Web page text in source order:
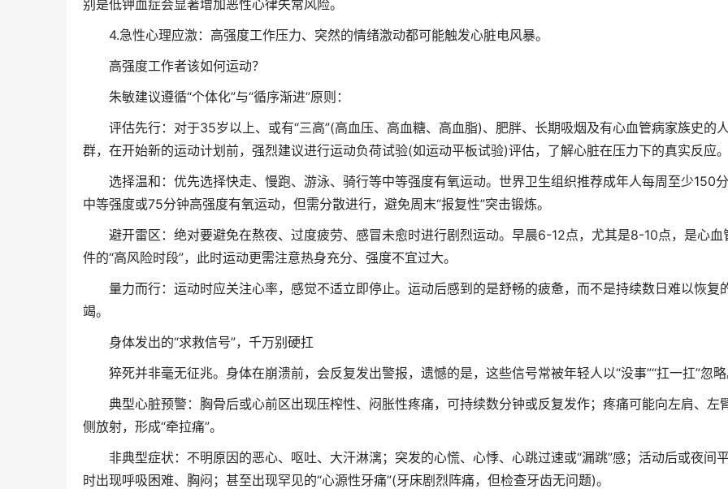
别是低钾血症会显著增加恶性心律失常风险。
4.急性心理应激：高强度工作压力、突然的情绪激动都可能触发心脏电风暴。
高强度工作者该如何运动？
朱敏建议遵循“个体化”与“循序渐进”原则：
评估先行：对于35岁以上、或有“三高”(高血压、高血糖、高血脂)、肥胖、长期吸烟及有心血管病家族史的人
群，在开始新的运动计划前，强烈建议进行运动负荷试验(如运动平板试验)评估，了解心脏在压力下的真实反应。
选择温和：优先选择快走、慢跑、游泳、骑行等中等强度有氧运动。世界卫生组织推荐成年人每周至少150
中等强度或75分钟高强度有氧运动，但需分散进行，避免周末“报复性”突击锻炼。
避开雷区：绝对要避免在熬夜、过度疲劳、感冒未愈时进行剧烈运动。早晨6-12点，尤其是8-10点，是心血
件的“高风险时段”，此时运动更需注意热身充分、强度不宜过大。
量力而行：运动时应关注心率，感觉不适立即停止。运动后感到的是舒畅的疲惫，而不是持续数日难以恢复
竭。
身体发出的“求救信号”，千万别硬扛
猝死并非毫无征兆。身体在崩溃前，会反复发出警报，遗憾的是，这些信号常被年轻人以“没事”“扛一扛”忽略
典型心脏预警：胸骨后或心前区出现压榨性、闷胀性疼痛，可持续数分钟或反复发作；疼痛可能向左肩、左
侧放射，形成“牵拉痛”。
非典型症状：不明原因的恶心、呕吐、大汗淋漓；突发的心慌、心悸、心跳过速或“漏跳”感；活动后或夜间
时出现呼吸困难、胸闷；甚至出现罕见的“心源性牙痛”(牙床剧烈阵痛，但检查牙齿无问题)。